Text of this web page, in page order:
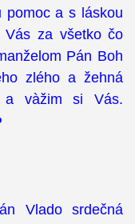
pomoc a s láskou
Vás za všetko čo
Pán Boh
zlého a žehná
a vàžim si Vás.
Vlado srdečná